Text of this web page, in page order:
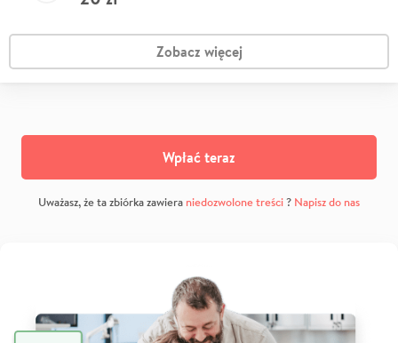
Zobacz więcej
Wpłać teraz
Uważasz, że ta zbiórka zawiera niedozwolone treści? Napisz do nas